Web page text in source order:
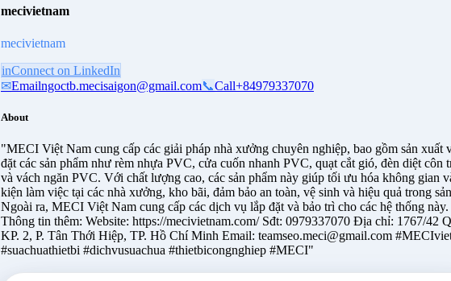
mecivietnam
mecivietnam
inConnect on LinkedIn
✉Emailngoctb.mecisaigon@gmail.com📞Call+84979337070
About
"MECI Việt Nam cung cấp các giải pháp nhà xưởng chuyên nghiệp, bao gồm sản xuất
đặt các sản phẩm như rèm nhựa PVC, cửa cuốn nhanh PVC, quạt cắt gió, đèn diệt côn
và vách ngăn PVC. Với chất lượng cao, các sản phẩm này giúp tối ưu hóa không gian
kiện làm việc tại các nhà xưởng, kho bãi, đảm bảo an toàn, vệ sinh và hiệu quả trong
Ngoài ra, MECI Việt Nam cung cấp các dịch vụ lắp đặt và bảo trì cho các hệ thống này.
Thông tin thêm: Website: https://mecivietnam.com/ Sđt: 0979337070 Địa chỉ: 1767/42
KP. 2, P. Tân Thới Hiệp, TP. Hồ Chí Minh Email: teamseo.meci@gmail.com
#suachuathietbi #dichvusuachua #thietbicongnghiep #MECI"